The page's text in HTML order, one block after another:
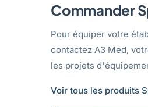
Commander
Pour équiper votre
contactez A3 Med,
les projets
Voir tous les produits